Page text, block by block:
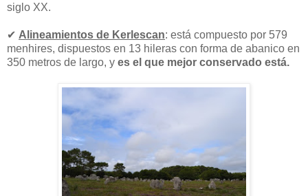
siglo XX.
✔ Alineamientos de Kerlescan: está compuesto por 579
menhires, dispuestos en 13 hileras con forma de abanico en
350 metros de largo, y es el que mejor conservado está.